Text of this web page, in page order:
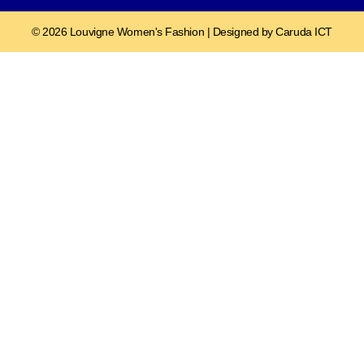
© 2026 Louvigne Women's Fashion | Designed by Caruda ICT